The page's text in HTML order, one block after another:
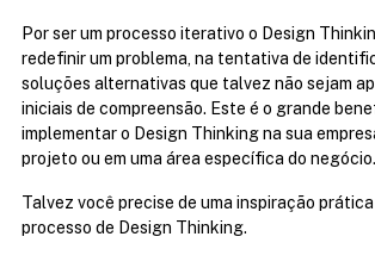
Por ser um processo iterativo o Design
redefinir um problema, na tentativa de
soluções alternativas que talvez não sejam
iniciais de compreensão. Este é o grande
implementar o Design Thinking na sua
projeto ou em uma área específica do negócio.
Talvez você precise de uma inspiração
processo de Design Thinking.